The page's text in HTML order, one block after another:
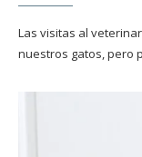
Las visitas al
nuestros gatos, pero